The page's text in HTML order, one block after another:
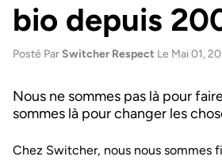
bio depuis
Posté Par Switcher Respect Le Mai 01,
Nous ne sommes pas là pour
sommes là pour changer les
Chez Switcher, nous nous sommes